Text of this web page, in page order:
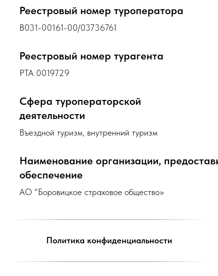
Реестровый номер туроператора
В031-00161-00/03736761
Реестровый номер турагента
РТА 0019729
Сфера туроператорской
деятельности
Въездной туризм, внутренний туризм
Наименование организации,
обеспечение
АО "Боровицкое страховое общество»
Политика конфиденциальности